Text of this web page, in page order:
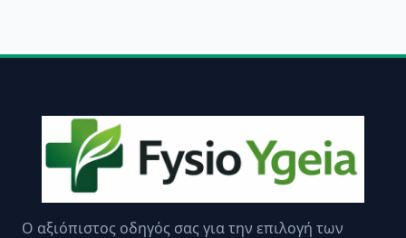
Ο αξιόπιστος οδηγός σας για την επιλογή των